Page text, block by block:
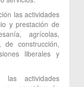
las actividades
y prestación de
agrícolas,
de construcción,
liberales y
actividades